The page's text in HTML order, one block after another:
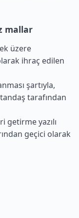
mallar
üzere
ihraç edilen
şartıyla,
tarafından
getirme yazılı
geçici olarak